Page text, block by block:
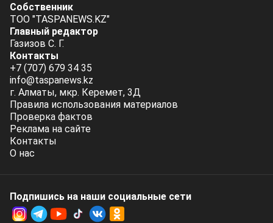
Собственник
ТОО "TASPANEWS.KZ"
Главный редактор
Газизов С. Г.
Контакты
+7 (707) 679 34 35
info@taspanews.kz
г. Алматы, мкр. Керемет, 3Д
Правила использования материалов
Проверка фактов
Реклама на сайте
Контакты
О нас
Подпишись на наши социальные cети